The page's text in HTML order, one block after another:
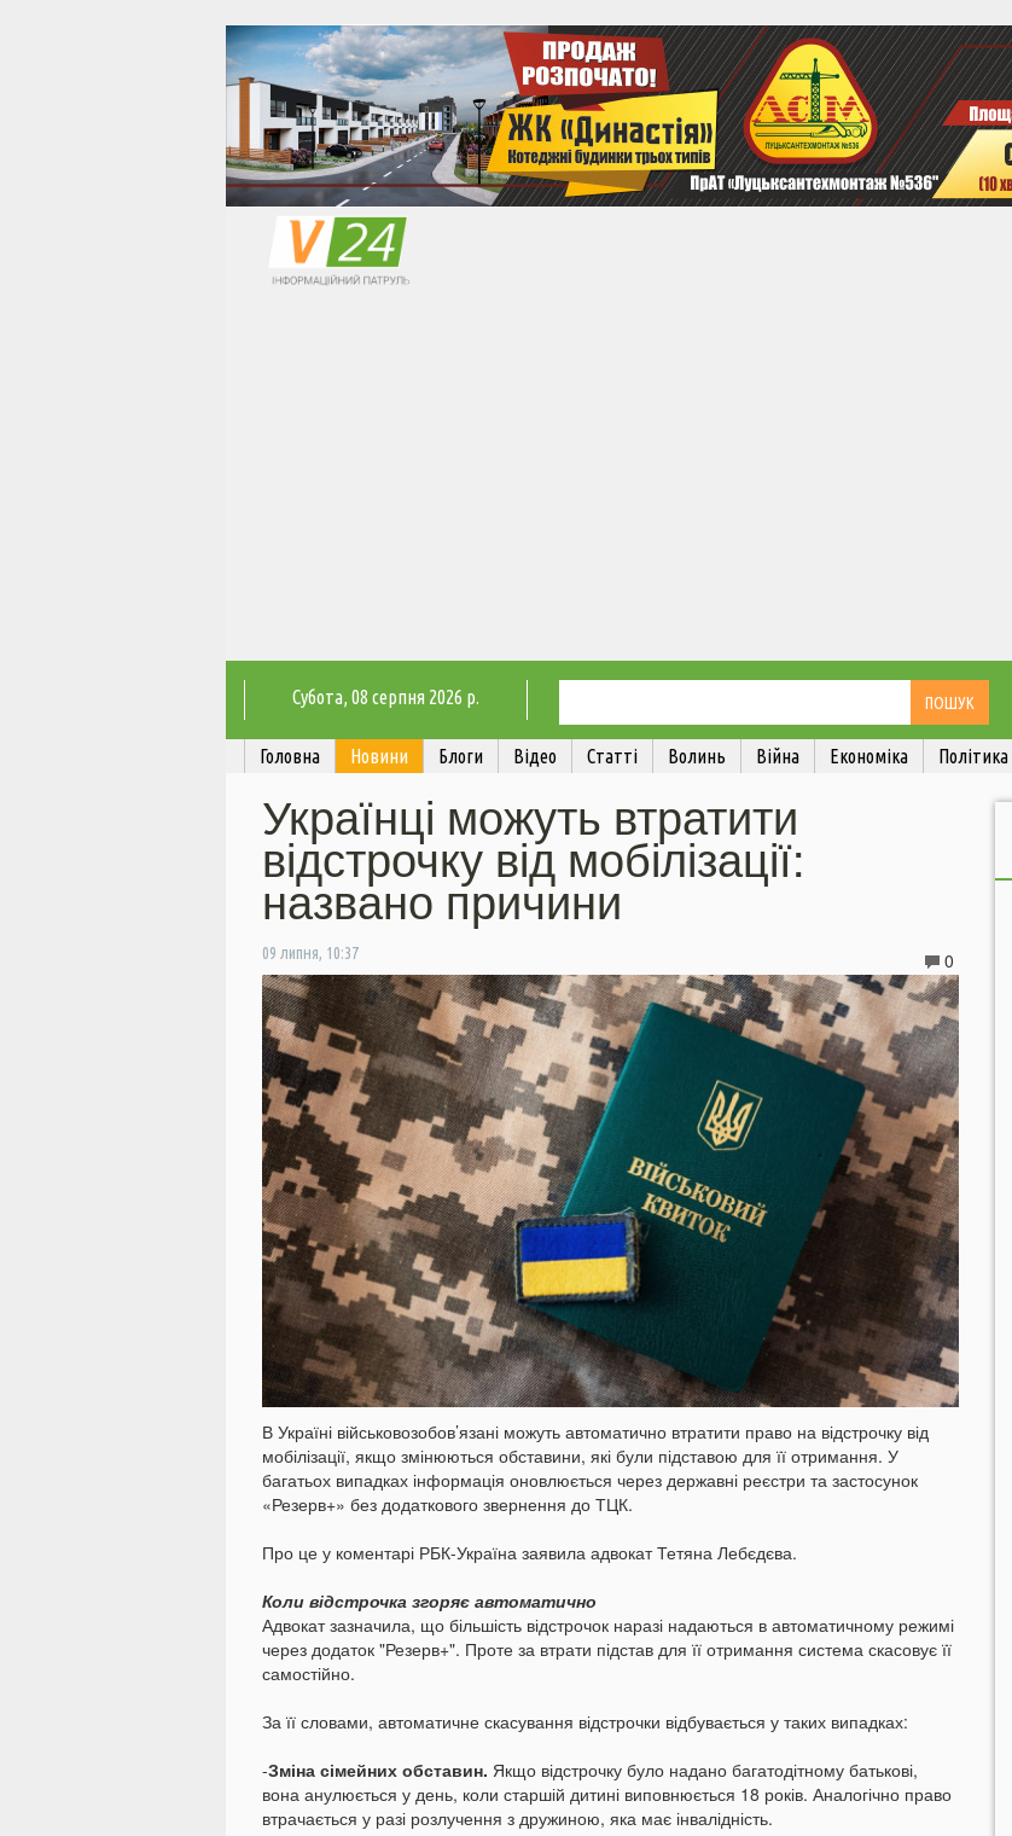
Субота, 08 серпня 2026 р.
Головна Новини Блоги Відео Статті Волинь Війна Економіка Політика
Українці можуть втратити
відстрочку від мобілізації:
названо причини
09 липня, 10:37 0
В Україні військовозобов’язані можуть автоматично втратити право на відстрочку від
мобілізації, якщо змінюються обставини, які були підставою для її отримання. У
багатьох випадках інформація оновлюється через державні реєстри та застосунок
«Резерв+» без додаткового звернення до ТЦК.
Про це у коментарі РБК-Україна заявила адвокат Тетяна Лебєдєва.
Коли відстрочка згоряє автоматично
Адвокат зазначила, що більшість відстрочок наразі надаються в автоматичному режимі
через додаток "Резерв+". Проте за втрати підстав для її отримання система скасовує її
самостійно.
За її словами, автоматичне скасування відстрочки відбувається у таких випадках:
-Зміна сімейних обставин. Якщо відстрочку було надано багатодітному батькові,
вона анулюється у день, коли старшій дитині виповнюється 18 років. Аналогічно право
втрачається у разі розлучення з дружиною, яка має інвалідність.